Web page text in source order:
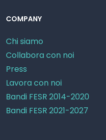
COMPANY
Chi siamo
Collabora con noi
Press
Lavora con noi
Bandi FESR 2014-2020
Bandi FESR 2021-2027